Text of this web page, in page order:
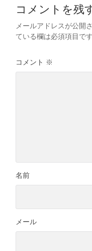
コメントを残
メールアドレスが公開
ている欄は必須項目です
コメント ※
名前
メール